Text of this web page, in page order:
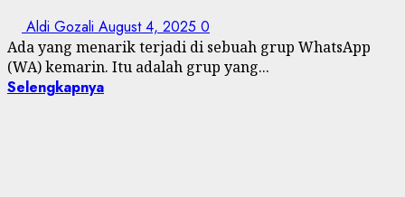
Aldi Gozali August 4, 2025 0
Ada yang menarik terjadi di sebuah grup WhatsApp
(WA) kemarin. Itu adalah grup yang...
Selengkapnya